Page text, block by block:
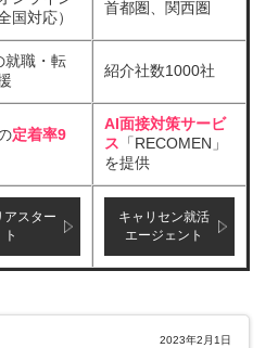
国対応）
首都圏、関西圏
就職・転
紹介社数1000社
定着率9
AI面接対策サービ
ス 「RECOMEN」
を提供
アスター
ト
キャリセン就活
エージェント
2023年2月1日